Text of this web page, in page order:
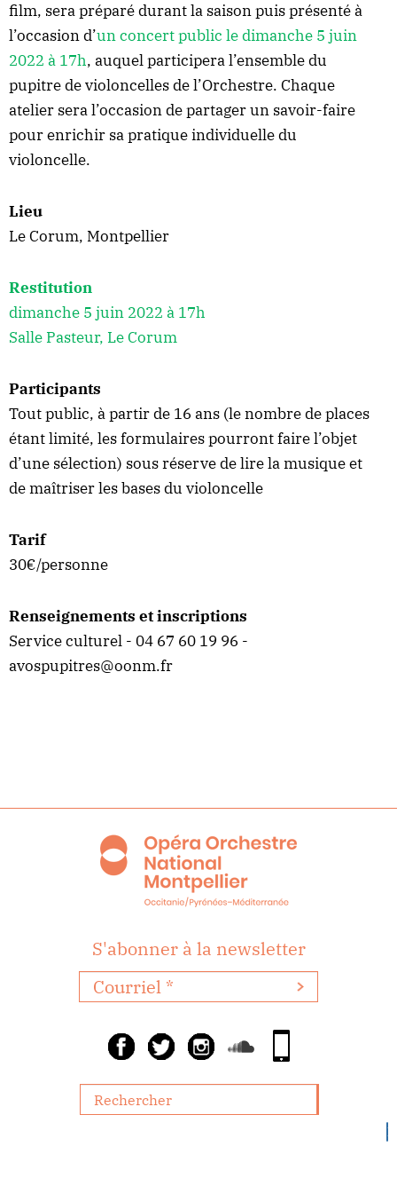
film, sera préparé durant la saison puis présenté à
l’occasion d’un concert public le dimanche 5 juin
2022 à 17h, auquel participera l’ensemble du
pupitre de violoncelles de l’Orchestre. Chaque
atelier sera l’occasion de partager un savoir-faire
pour enrichir sa pratique individuelle du
violoncelle.
Lieu
Le Corum, Montpellier
Restitution
dimanche 5 juin 2022 à 17h
Salle Pasteur, Le Corum
Participants
Tout public, à partir de 16 ans (le nombre de places
étant limité, les formulaires pourront faire l’objet
d’une sélection) sous réserve de lire la musique et
de maîtriser les bases du violoncelle
Tarif
30€/personne
Renseignements et inscriptions
Service culturel - 04 67 60 19 96 -
avospupitres@oonm.fr
S'abonner à la newsletter